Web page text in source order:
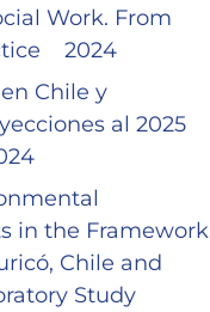
Work. From
2024
Chile y
al 2025
in the Framework
Chile and
Study